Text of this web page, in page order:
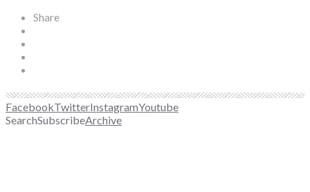
Share
FacebookTwitterInstagramYoutube
SearchSubscribeArchive